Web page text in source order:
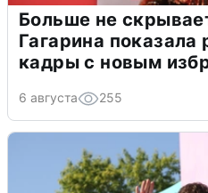
Больше не
Гагарина
кадры с новым
6 августа 255